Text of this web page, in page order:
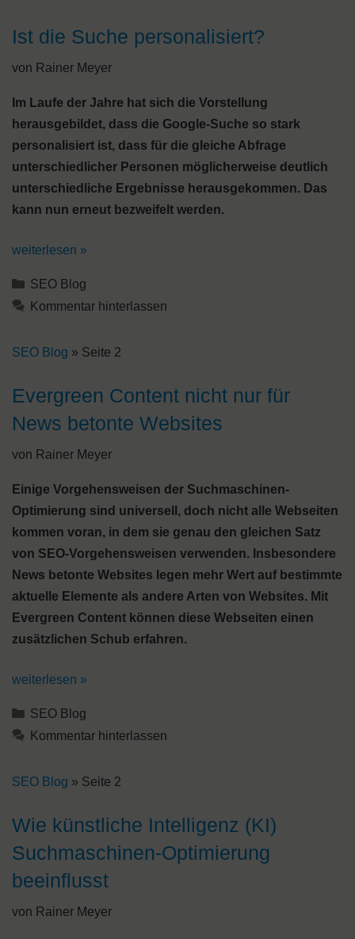
Ist die Suche personalisiert?
von Rainer Meyer
Im Laufe der Jahre hat sich die Vorstellung
herausgebildet, dass die Google-Suche so stark
personalisiert ist, dass für die gleiche Abfrage
unterschiedlicher Personen möglicherweise deutlich
unterschiedliche Ergebnisse herausgekommen. Das
kann nun erneut bezweifelt werden.
weiterlesen »
Kategorien
SEO Blog
Kommentar hinterlassen
SEO Blog » Seite 2
Evergreen Content nicht nur für
News betonte Websites
von Rainer Meyer
Einige Vorgehensweisen der Suchmaschinen-
Optimierung sind universell, doch nicht alle Webseiten
kommen voran, in dem sie genau den gleichen Satz
von SEO-Vorgehensweisen verwenden. Insbesondere
News betonte Websites legen mehr Wert auf bestimmte
aktuelle Elemente als andere Arten von Websites. Mit
Evergreen Content können diese Webseiten einen
zusätzlichen Schub erfahren.
weiterlesen »
Kategorien
SEO Blog
Kommentar hinterlassen
SEO Blog » Seite 2
Wie künstliche Intelligenz (KI)
Suchmaschinen-Optimierung
beeinflusst
von Rainer Meyer